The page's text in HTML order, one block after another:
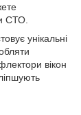
СТО.
унікальні
вікон